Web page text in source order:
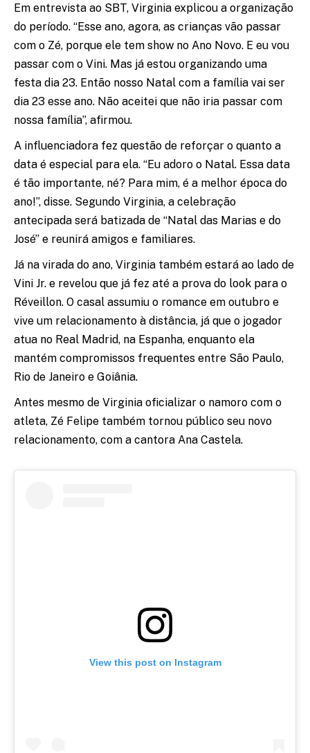
Em entrevista ao SBT, Virginia explicou a organização
do período. “Esse ano, agora, as crianças vão passar
com o Zé, porque ele tem show no Ano Novo. E eu vou
passar com o Vini. Mas já estou organizando uma
festa dia 23. Então nosso Natal com a família vai ser
dia 23 esse ano. Não aceitei que não iria passar com
nossa família”, afirmou.
A influenciadora fez questão de reforçar o quanto a
data é especial para ela. “Eu adoro o Natal. Essa data
é tão importante, né? Para mim, é a melhor época do
ano!”, disse. Segundo Virginia, a celebração
antecipada será batizada de “Natal das Marias e do
José” e reunirá amigos e familiares.
Já na virada do ano, Virginia também estará ao lado de
Vini Jr. e revelou que já fez até a prova do look para o
Réveillon. O casal assumiu o romance em outubro e
vive um relacionamento à distância, já que o jogador
atua no Real Madrid, na Espanha, enquanto ela
mantém compromissos frequentes entre São Paulo,
Rio de Janeiro e Goiânia.
Antes mesmo de Virginia oficializar o namoro com o
atleta, Zé Felipe também tornou público seu novo
relacionamento, com a cantora Ana Castela.
View this post on Instagram